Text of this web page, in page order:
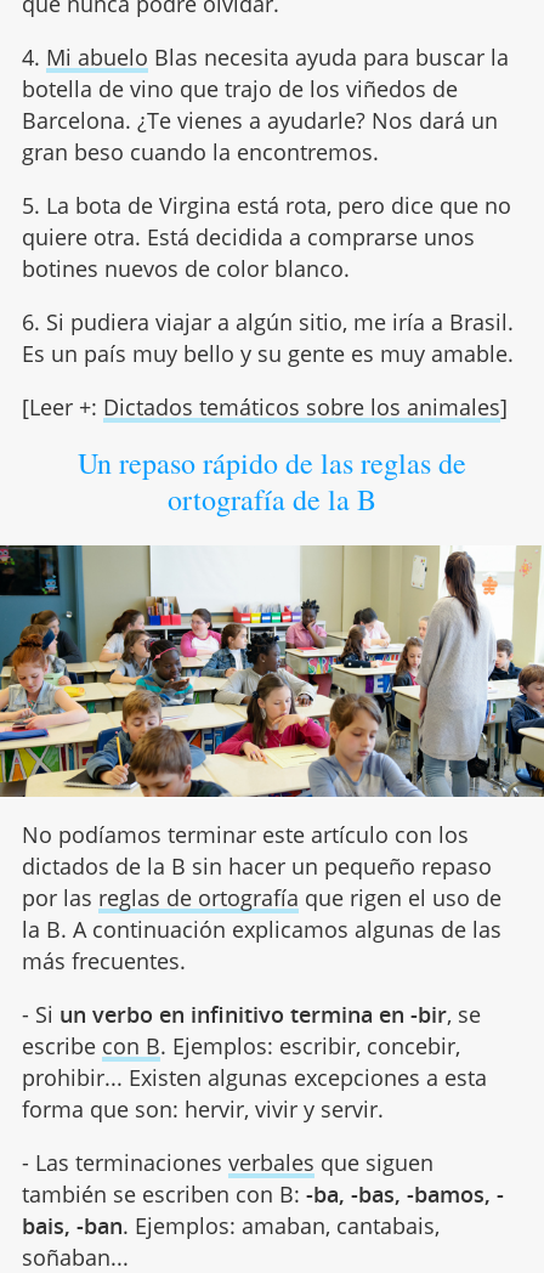
4. Mi abuelo Blas necesita ayuda para buscar la
botella de vino que trajo de los viñedos de
Barcelona. ¿Te vienes a ayudarle? Nos dará un
gran beso cuando la encontremos.
5. La bota de Virgina está rota, pero dice que no
quiere otra. Está decidida a comprarse unos
botines nuevos de color blanco.
6. Si pudiera viajar a algún sitio, me iría a Brasil.
Es un país muy bello y su gente es muy amable.
[Leer +: Dictados temáticos sobre los animales]
Un repaso rápido de las reglas de
ortografía de la B
No podíamos terminar este artículo con los
dictados de la B sin hacer un pequeño repaso
por las reglas de ortografía que rigen el uso de
la B. A continuación explicamos algunas de las
más frecuentes.
- Si un verbo en infinitivo termina en -bir, se
escribe con B. Ejemplos: escribir, concebir,
prohibir... Existen algunas excepciones a esta
forma que son: hervir, vivir y servir.
- Las terminaciones verbales que siguen
también se escriben con B: -ba, -bas, -bamos, -
bais, -ban. Ejemplos: amaban, cantabais,
soñaban...